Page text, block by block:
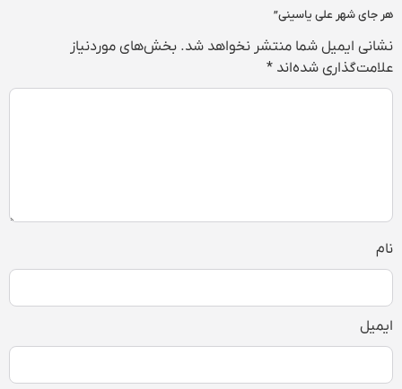
هر جای شهر علی یاسینی”
نشانی ایمیل شما منتشر نخواهد شد. بخش‌های موردنیاز
علامت‌گذاری شده‌اند *
نام
ایمیل